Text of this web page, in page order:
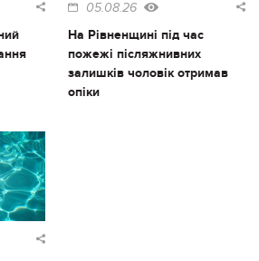
05.08.26
На Рівненщині під час
пожежі післяжнивних
залишків чоловік отримав
опіки